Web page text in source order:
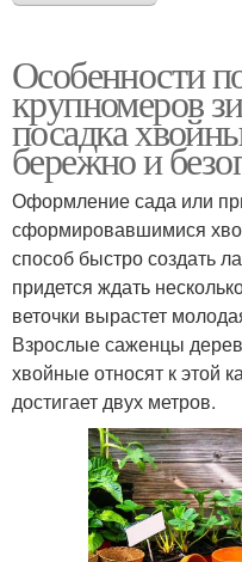
Особенности
крупномеров
посадка
бережно и
Оформление сада или
сформировавшимися
способ быстро создать
придется ждать
веточки вырастет
Взрослые саженцы
хвойные относят к этой
достигает двух метров.